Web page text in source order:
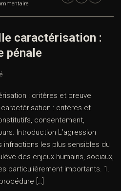
caractérisation :
pénale
: critères et preuve
: critères et
consentement,
Introduction L’agression
infractions les plus sensibles du
des enjeux humains, sociaux,
particulièrement importants. 1.
[…]